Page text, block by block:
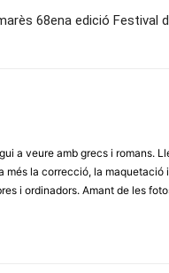
68ena edició Festival
a veure amb grecs i romans.
més la correcció, la maquetació
i ordinadors. Amant de les